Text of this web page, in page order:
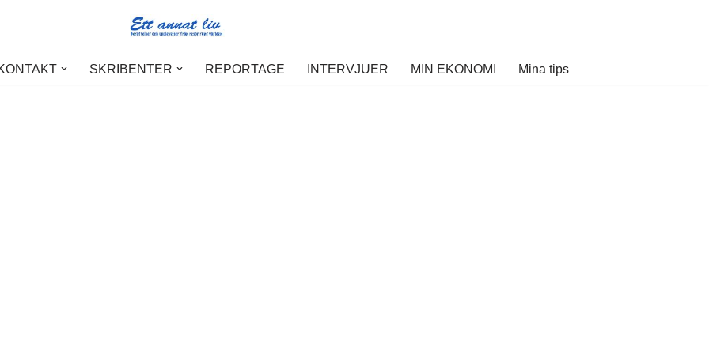
SKRIBENTER REPORTAGE INTERVJUER MIN EKONOMI Mina tips